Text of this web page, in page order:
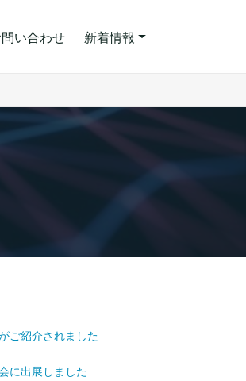
い合わせ 新着情報
ご紹介されました
に出展しました